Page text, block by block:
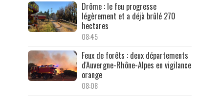
Drôme : le feu progresse
légèrement et a déjà brûlé 270
hectares
08:45
Feux de forêts : deux départements
d'Auvergne-Rhône-Alpes en vigilance
orange
08:08